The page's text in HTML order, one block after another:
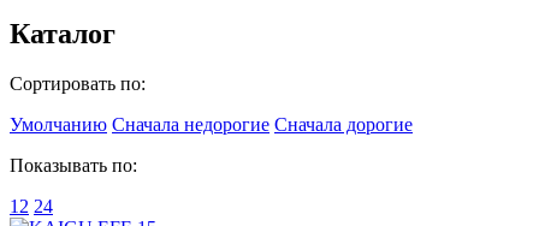
Каталог
Сортировать по:
Умолчанию Сначала недорогие Сначала дорогие
Показывать по:
12 24